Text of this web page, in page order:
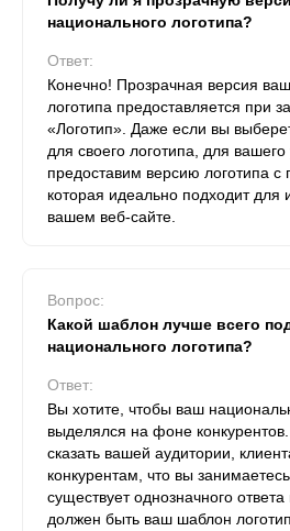
национального логотипа?
Ответ:
Конечно! Прозрачная версия
логотипа предоставляется при
«Логотип». Даже если вы
для своего логотипа, для
предоставим версию логотипа
которая идеально подходит для
вашем веб-сайте.
Вопрос:
Какой шаблон лучше всего
национального логотипа?
Ответ:
Вы хотите, чтобы ваш
выделялся на фоне
сказать вашей аудитории,
конкурентам, что вы
существует однозначного
должен быть ваш шаблон